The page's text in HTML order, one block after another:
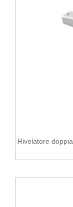
Rivelatore